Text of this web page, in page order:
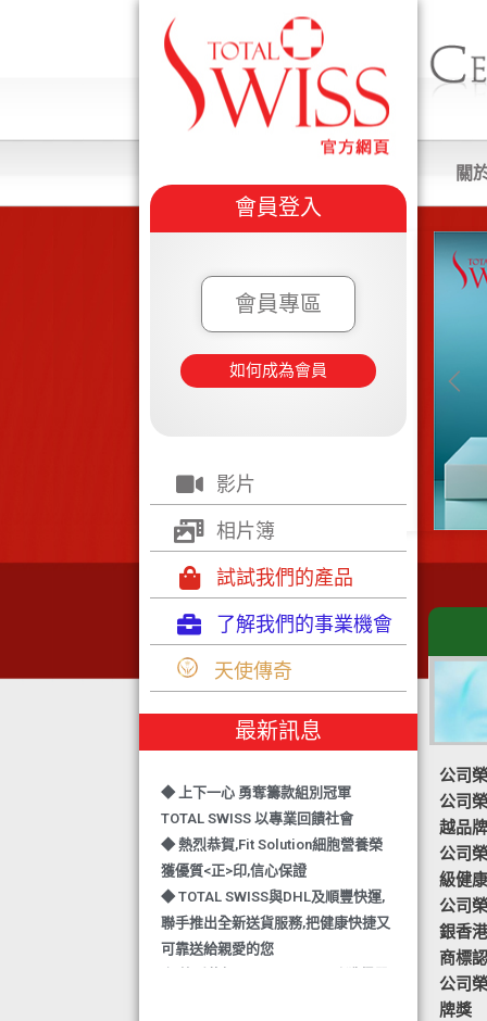
會員登入
會員專區
如何成為會員
影片
相片簿
試試我們的產品
了解我們的事業機會
天使傳奇
最新訊息
學院 3項殊榮
獎,中銀香港環保優秀企業證書及星級
健康飲品品牌大獎
◆ 上下一心 勇奪籌款組別冠軍
TOTAL SWISS 以專業回饋社會
◆ 熱烈恭賀,Fit Solution細胞營養榮
獲優質<正>印,信心保證
◆ TOTAL SWISS與DHL及順豐快運,
聯手推出全新送貨服務,把健康快捷又
可靠送給親愛的您
◆ 熱烈恭賀,FIT SOLUTION除獲得嚴
關
公司
公司
越品
公司
級健
公司
銀香
商標
公司
牌獎